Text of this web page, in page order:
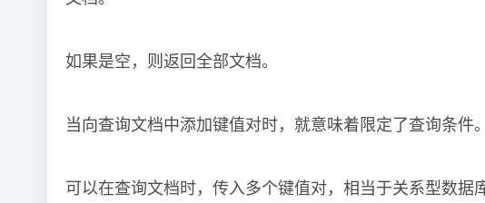
如果是空，则返回全部文档。
当向查询文档中添加键值对时，就意味着限定了查询条件
可以在查询文档时，传入多个键值对，相当于关系型数据